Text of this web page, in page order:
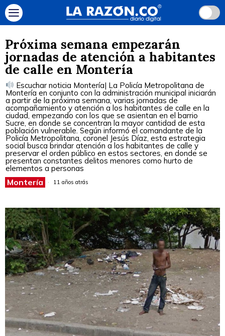
Próxima semana empezarán
jornadas de atención a habitantes
de calle en Montería
Escuchar noticia Montería| La Policía Metropolitana de
Montería en conjunto con la administración municipal iniciarán
a partir de la próxima semana, varias jornadas de
acompañamiento y atención a los habitantes de calle en la
ciudad, empezando con los que se asientan en el barrio
Sucre, en donde se concentran la mayor cantidad de esta
población vulnerable. Según informó el comandante de la
Policía Metropolitana, coronel Jesús Díaz, esta estrategia
social busca brindar atención a los habitantes de calle y
preservar el orden público en estos sectores, en donde se
presentan constantes delitos menores como hurto de
elementos a personas
Montería 11 años atrás